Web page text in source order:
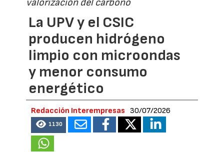
La UPV y el CSIC
producen hidrógeno
limpio con microondas
y menor consumo
energético
Redacción Interempresas 30/07/2026
1130